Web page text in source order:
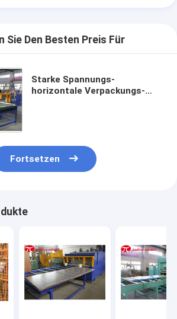
Sie Den Besten Preis Für
Starke Spannungs-
horizontale Verpackungs-
Fortsetzen